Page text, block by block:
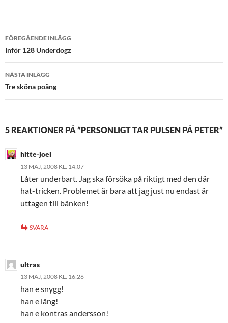
Inläggsnavigering
FÖREGÅENDE INLÄGG
Inför 128 Underdogz
NÄSTA INLÄGG
Tre sköna poäng
5 REAKTIONER PÅ ”PERSONLIGT TAR PULSEN PÅ PETER”
hitte-joel
13 MAJ, 2008 KL. 14:07
Låter underbart. Jag ska försöka på riktigt med den där
hat-tricken. Problemet är bara att jag just nu endast är
uttagen till bänken!
SVARA
ultras
13 MAJ, 2008 KL. 16:26
han e snygg!
han e lång!
han e kontras andersson!